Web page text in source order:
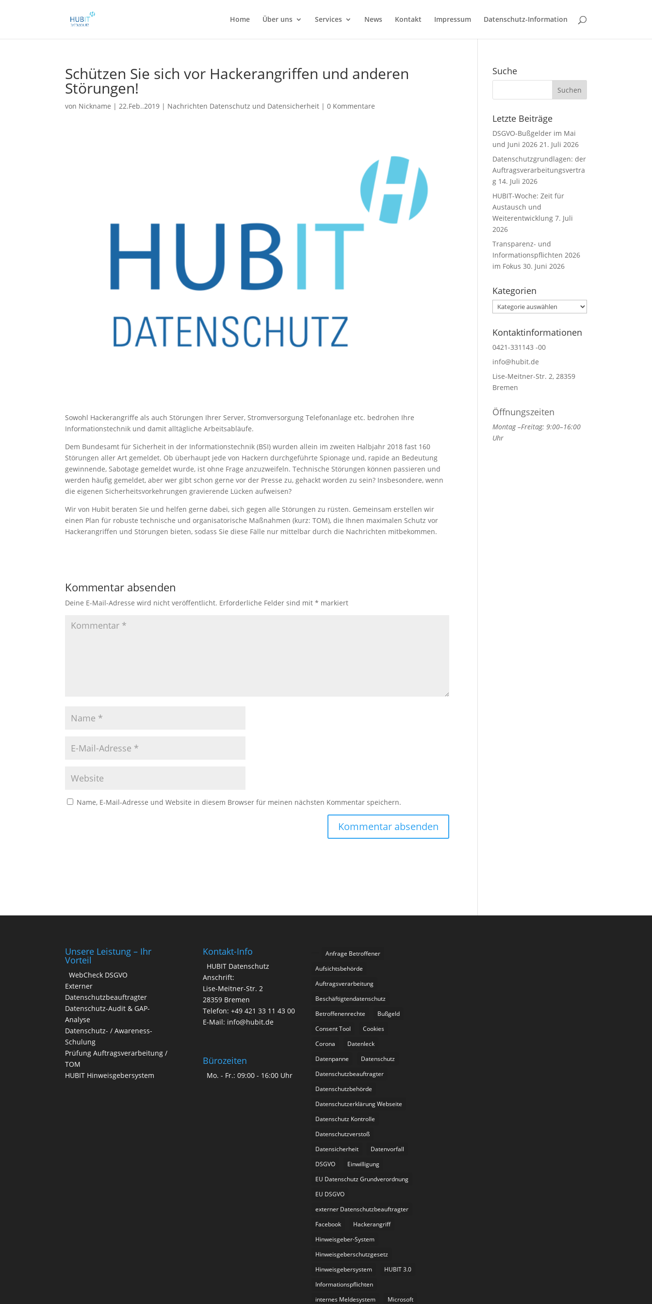
Home Über uns Services News Kontakt Impressum Datenschutz-Information
Schützen Sie sich vor Hackerangriffen und anderen
Störungen!
von Nickname |22.Feb..2019 | Nachrichten Datenschutz und Datensicherheit |0 Kommentare
Sowohl Hackerangriffe als auch Störungen Ihrer Server, Stromversorgung Telefonanlage etc. bedrohen Ihre
Informationstechnik und damit alltägliche Arbeitsabläufe.
Dem Bundesamt für Sicherheit in der Informationstechnik (BSI) wurden allein im zweiten Halbjahr 2018 fast 160
Störungen aller Art gemeldet. Ob überhaupt jede von Hackern durchgeführte Spionage und, rapide an Bedeutung
gewinnende, Sabotage gemeldet wurde, ist ohne Frage anzuzweifeln. Technische Störungen können passieren und
werden häufig gemeldet, aber wer gibt schon gerne vor der Presse zu, gehackt worden zu sein? Insbesondere, wenn
die eigenen Sicherheitsvorkehrungen gravierende Lücken aufweisen?
Wir von Hubit beraten Sie und helfen gerne dabei, sich gegen alle Störungen zu rüsten. Gemeinsam erstellen wir
einen Plan für robuste technische und organisatorische Maßnahmen (kurz: TOM), die Ihnen maximalen Schutz vor
Hackerangriffen und Störungen bieten, sodass Sie diese Fälle nur mittelbar durch die Nachrichten mitbekommen.
Kommentar absenden
Deine E-Mail-Adresse wird nicht veröffentlicht. Erforderliche Felder sind mit* markiert
Name, E-Mail-Adresse und Website in diesem Browser für meinen nächsten Kommentar speichern.
e
Suche
Letzte Beiträge
DSGVO-Bußgelder im Mai
und Juni 2026 21. Juli 2026
Datenschutzgrundlagen: der
Auftragsverarbeitungsvertra
g 14. Juli 2026
HUBIT-Woche: Zeit für
Austausch und
Weiterentwicklung 7. Juli
2026
Transparenz- und
Informationspflichten 2026
im Fokus 30. Juni 2026
Kategorien
Kategorien
Kontaktinformationen
0421-331143 -00
info@hubit.de
Lise-Meitner-Str. 2, 28359
Bremen
Öffnungszeiten
Montag –Freitag: 9:00–16:00
Uhr
Unsere Leistung – Ihr
Vorteil
WebCheck DSGVO
Externer
Datenschutzbeauftragter
Datenschutz-Audit & GAP-
Analyse
Datenschutz- / Awareness-
Schulung
Prüfung Auftragsverarbeitung /
TOM
HUBIT Hinweisgebersystem
Kontakt-Info
HUBIT Datenschutz
Anschrift:
Lise-Meitner-Str. 2
28359 Bremen
Telefon: +49 421 33 11 43 00
E-Mail: info@hubit.de
Bürozeiten
Mo. - Fr.: 09:00 - 16:00 Uhr
Anfrage Betroffener
Aufsichtsbehörde
Auftragsverarbeitung
Beschäftigtendatenschutz
Betroffenenrechte
Bußgeld
Consent Tool
Cookies
Corona
Datenleck
Datenpanne
Datenschutz
Datenschutzbeauftragter
Datenschutzbehörde
Datenschutzerklärung Webseite
Datenschutz Kontrolle
Datenschutzverstoß
Datensicherheit
Datenvorfall
DSGVO
Einwilligung
EU Datenschutz Grundverordnung
EU DSGVO
externer Datenschutzbeauftragter
Facebook
Hackerangriff
Hinweisgeber-System
Hinweisgeberschutzgesetz
Hinweisgebersystem
HUBIT 3.0
Informationspflichten
internes Meldesystem
Microsoft